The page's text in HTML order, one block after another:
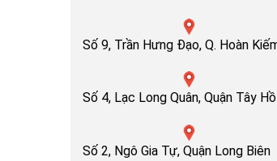
Số 9, Trần Hưng Đạo, Q. Hoàn
Số 4, Lạc Long Quân, Quận Tây Hồ
Số 2, Ngô Gia Tự, Quận Long Biên